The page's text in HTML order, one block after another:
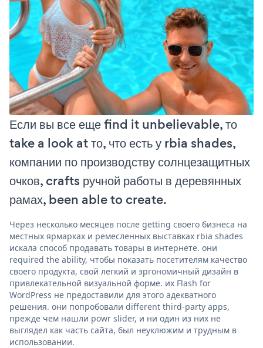
Если вы все еще find it unbelievable, то
take a look at то, что есть у rbia shades,
компании по производству солнцезащитных
очков, crafts ручной работы в деревянных
рамах, been able to create.
Через несколько месяцев после getting своего бизнеса на
местных ярмарках и ремесленных выставках rbia shades
искала способ продавать товары в интернете. они
required the ability, чтобы показать посетителям качество
своего продукта, свой легкий и эргономичный дизайн в
привлекательной визуальной форме. их Flash for
WordPress не предоставили для этого адекватного
решения. они попробовали different third-party apps,
прежде чем нашли powr slider, и ни один из них не
выглядел как часть сайта, был неуклюжим и трудным в
использовании.